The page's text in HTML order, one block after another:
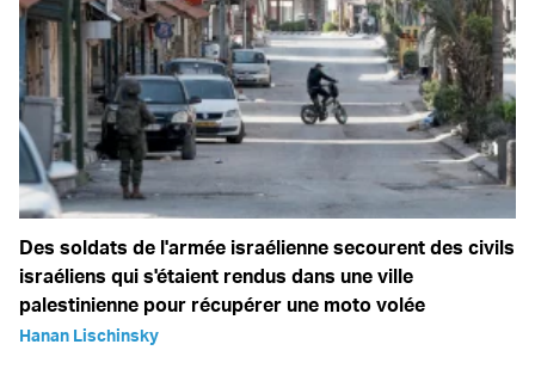
Des soldats de l'armée israélienne secourent des civils
israéliens qui s'étaient rendus dans une ville
palestinienne pour récupérer une moto volée
Hanan Lischinsky